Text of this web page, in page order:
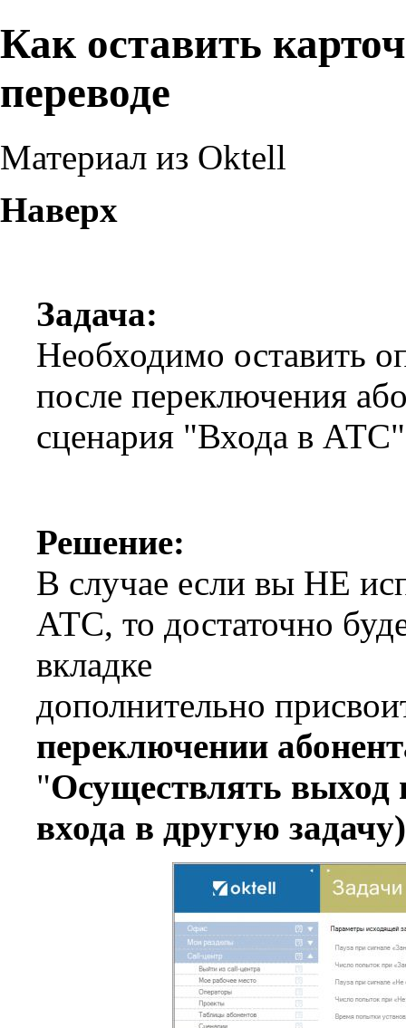
Как оставить
переводе
Материал из Oktell
Наверх
Задача:
Необходимо оставить
после переключения
сценария "Входа в АТС"
Решение:
В случае если вы НЕ
АТС, то достаточно
вкладке
дополнительно
переключении
"Осуществлять выход
входа в другую задачу)